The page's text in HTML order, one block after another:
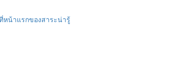
หน้าแรกของสาระน่ารู้